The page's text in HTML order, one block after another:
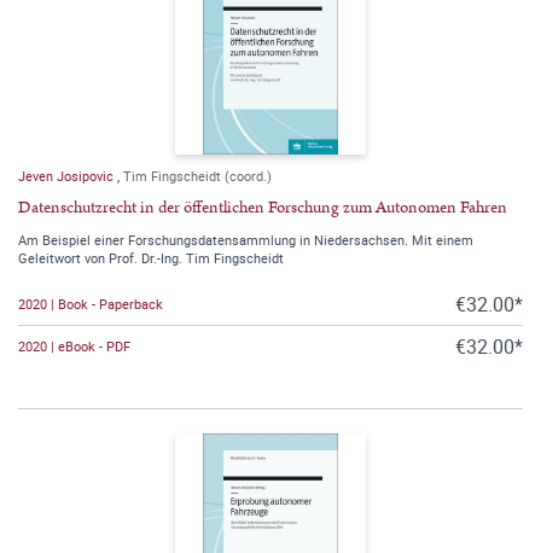
Jeven Josipovic Tim Fingscheidt (coord.)
Datenschutzrecht in der öffentlichen Forschung zum Autonomen Fahren
Am Beispiel einer Forschungsdatensammlung in Niedersachsen. Mit einem
Geleitwort von Prof. Dr.-Ing. Tim Fingscheidt
2020 | Book - Paperback €32.00*
2020 | eBook - PDF €32.00*